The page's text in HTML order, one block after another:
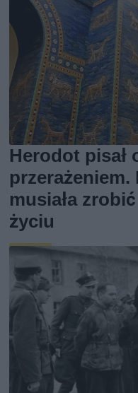
Herodot pisał
musiała
życiu